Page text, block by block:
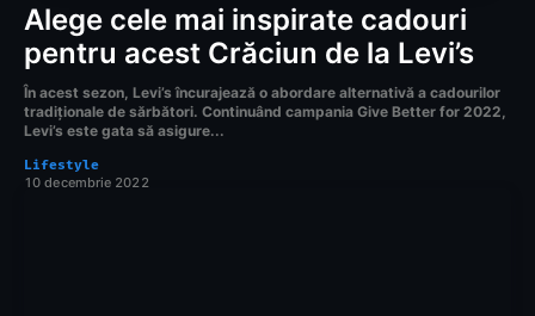
Alege cele mai inspirate cadouri
pentru acest Crăciun de la Levi’s
În acest sezon, Levi’s încurajează o abordare alternativă a cadourilor
tradiționale de sărbători. Continuând campania Give Better for 2022,
Levi’s este gata să asigure...
Lifestyle
10 decembrie 2022